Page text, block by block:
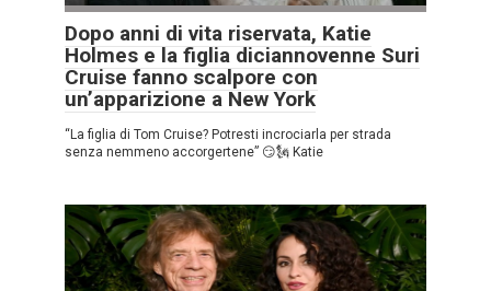
Dopo anni di vita riservata, Katie
Holmes e la figlia diciannovenne Suri
Cruise fanno scalpore con
un’apparizione a New York
“La figlia di Tom Cruise? Potresti incrociarla per strada
senza nemmeno accorgertene” 😏🗽 Katie